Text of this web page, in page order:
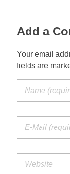
Add a
Your email
fields are